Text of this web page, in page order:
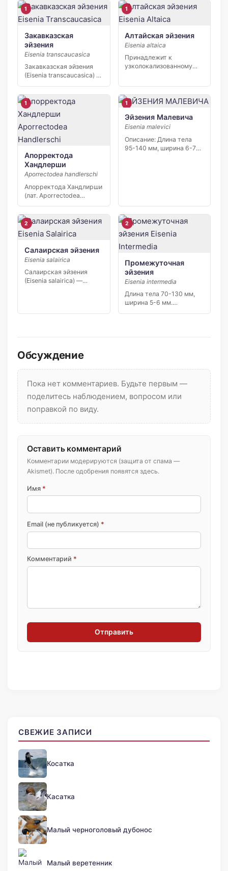
1
Закавказская
эйзения
Eisenia transcaucasica
Закавказская эйзения
(Eisenia transcaucasica) —
эндемик Северного…
1
Алтайская эйзения
Eisenia altaica
Принадлежит к
узколокализованному
1
Апорректода
Хандлерши
Aporrectodea handlerschi
Апорректода Хандлирши
(лат. Aporrectodea
малощетинковый
кольчатый червь из…
1
Эйзения Малевича
Eisenia malevici
Описание: Длина тела
95-140 мм, ширина 6-7
2
Салаирская эйзения
Eisenia salairica
Салаирская эйзения
(Eisenia salairica) —
2
Промежуточная
эйзения
Eisenia intermedia
Длина тела 70-130 мм,
ширина 5-6 мм.
Обсуждение
Пока нет комментариев. Будьте первым —
поделитесь наблюдением, вопросом или
поправкой по виду.
Оставить комментарий
Комментарии модерируются (защита от спама —
Akismet). После одобрения появятся здесь.
Имя *
Email (не публикуется) *
Комментарий *
Отправить
СВЕЖИЕ ЗАПИСИ
Косатка
Касатка
Малый черноголовый дубонос
Малый веретенник